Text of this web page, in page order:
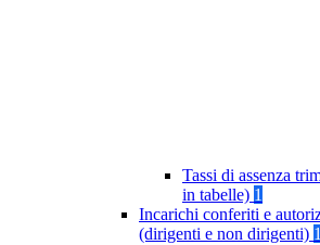
Tassi di assenza
in tabelle) 1
Incarichi conferiti e
(dirigenti e non dirigenti)